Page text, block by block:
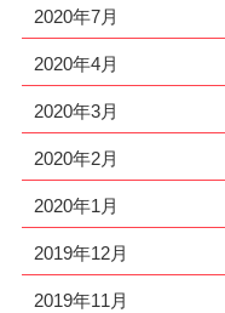
2020年7月
2020年4月
2020年3月
2020年2月
2020年1月
2019年12月
2019年11月